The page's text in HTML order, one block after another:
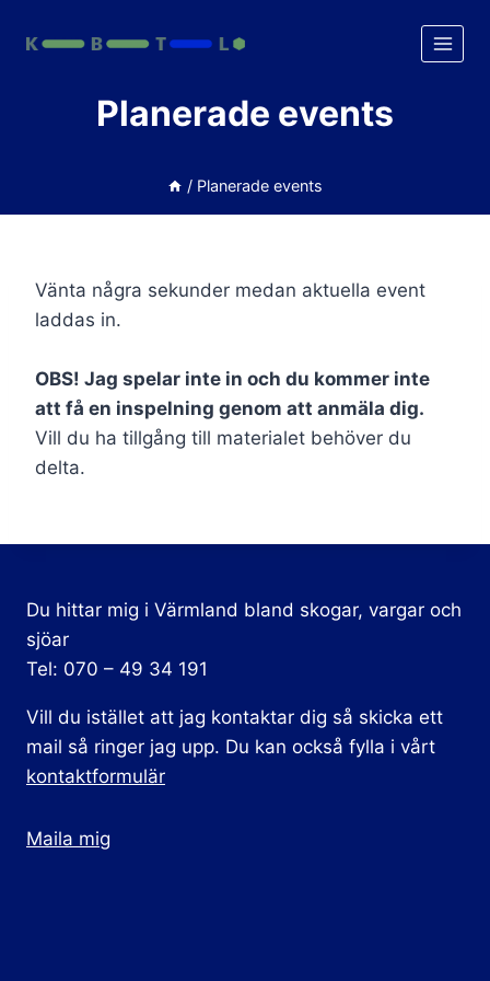
Planerade events
/ Planerade events
Vänta några sekunder medan aktuella event
laddas in.
OBS! Jag spelar inte in och du kommer inte
att få en inspelning genom att anmäla dig.
Vill du ha tillgång till materialet behöver du
delta.
Du hittar mig i Värmland bland skogar, vargar och
sjöar
Tel: 070 – 49 34 191
Vill du istället att jag kontaktar dig så skicka ett
mail så ringer jag upp. Du kan också fylla i vårt
kontaktformulär
Maila mig